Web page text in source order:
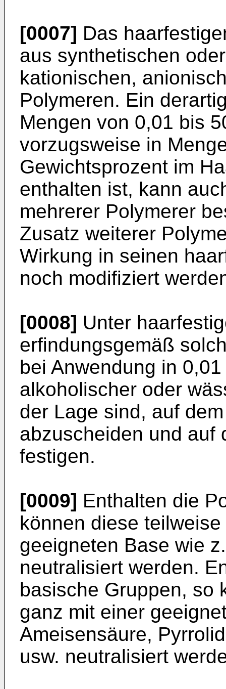
[0007] Das
aus synthetischen
kationischen,
Polymeren. Ein
Mengen von 0,01 bis
vorzugsweise in
Gewichtsprozent im
enthalten ist, kann
mehrerer Polymerer
Zusatz weiterer
Wirkung in seinen
noch modifiziert
[0008] Unter
erfindungsgemäß
bei Anwendung in
alkoholischer oder
der Lage sind, auf
abzuscheiden und auf
festigen.
[0009] Enthalten die
können diese
geeigneten Base wie
neutralisiert werden.
basische Gruppen, so
ganz mit einer
Ameisensäure,
usw. neutralisiert